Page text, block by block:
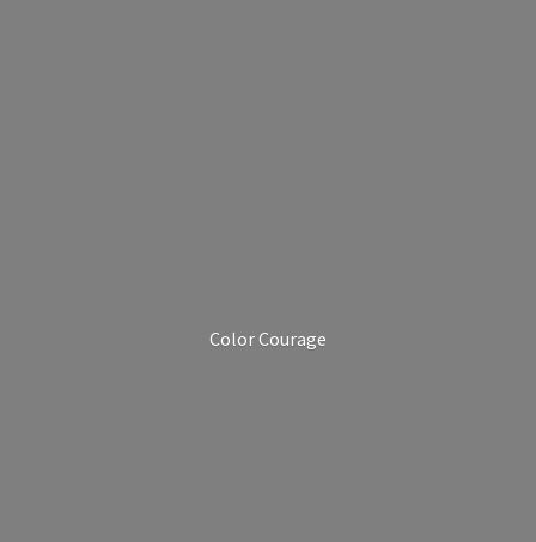
Color Courage